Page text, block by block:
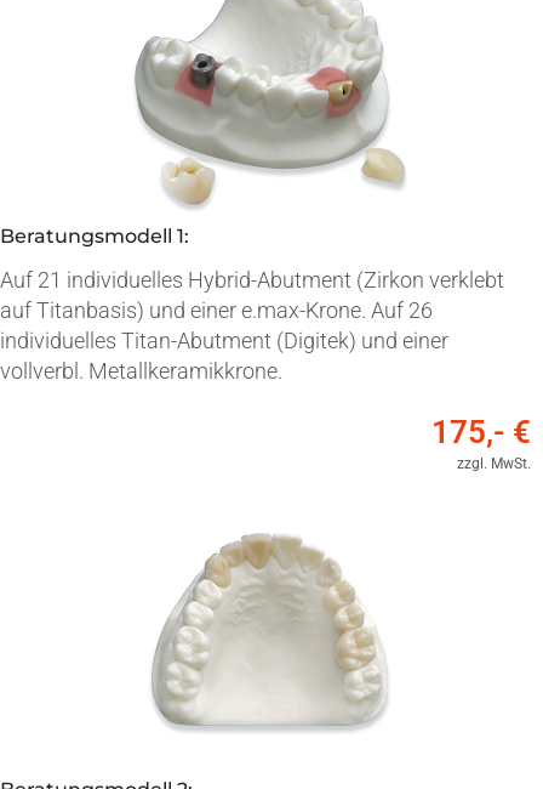
Beratungsmodell 1:
Auf 21 individuelles Hybrid-Abutment (Zirkon verklebt
auf Titanbasis) und einer e.max-Krone. Auf 26
individuelles Titan-Abutment (Digitek) und einer
vollverbl. Metallkeramikkrone.
175,- €
zzgl. MwSt.